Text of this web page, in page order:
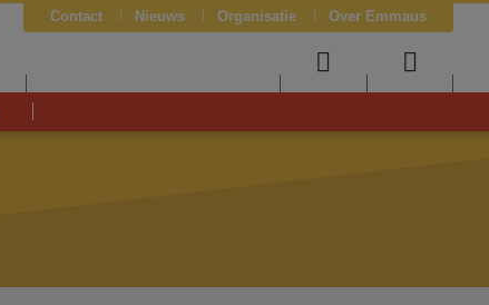
Contact Nieuws Organisatie Over Emmaus
User
menu
menu